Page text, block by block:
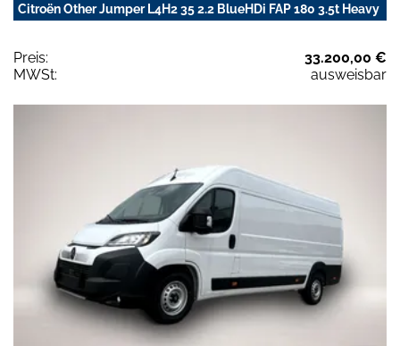
Citroën Other Jumper L4H2 35 2.2 BlueHDi FAP 180 3.5t Heavy
Preis:
33.200,00 €
MWSt:
ausweisbar